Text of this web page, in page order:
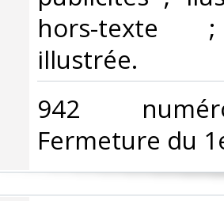
hors-texte
illustrée. ‎
‎942
Fermeture du